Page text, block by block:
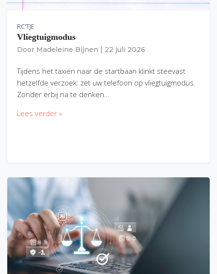
RC'TJE
Vliegtuigmodus
Door Madeleine Bijnen 22 juli 2026
Tijdens het taxiën naar de startbaan klinkt steevast
hetzelfde verzoek: zet uw telefoon op vliegtuigmodus.
Zonder erbij na te denken…
Lees verder »